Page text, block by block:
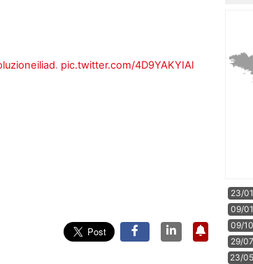
. pic.twitter.com/4D9YAKYIAl
23/01
09/01
09/10
29/07
23/05